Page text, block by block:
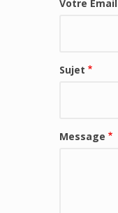
Votre Email
Sujet
Message